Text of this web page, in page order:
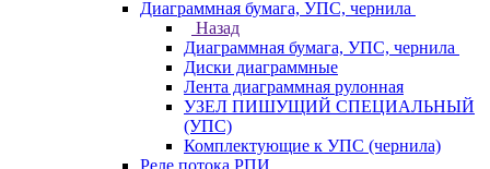
Диаграммная бумага, УПС, чернила
Назад
Диаграммная бумага, УПС, чернила
Диски диаграммные
Лента диаграммная рулонная
УЗЕЛ ПИШУЩИЙ СПЕЦИАЛЬНЫЙ
(УПС)
Комплектующие к УПС (чернила)
Реле потока РПИ